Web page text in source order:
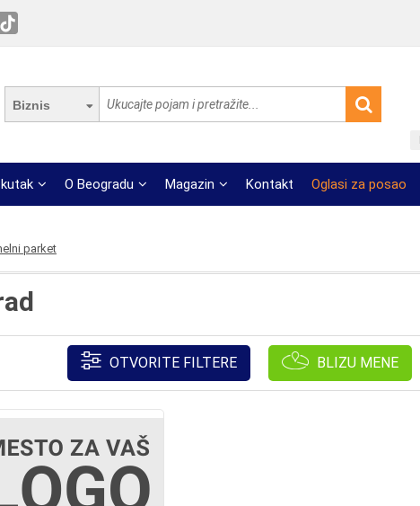
Biznis
O Beogradu Magazin Kontakt Oglasi za posao
parket
OTVORITE FILTERE BLIZU MENE